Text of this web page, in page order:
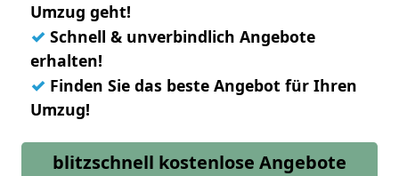
Umzug geht!
✓ Schnell & unverbindlich Angebote
erhalten!
✓ Finden Sie das beste Angebot für Ihren
Umzug!
blitzschnell kostenlose Angebote